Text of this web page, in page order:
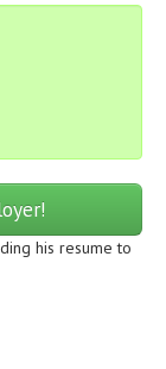
his resume to